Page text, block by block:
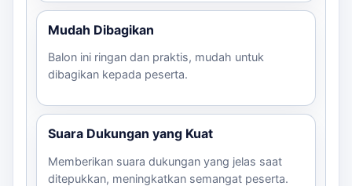
Mudah Dibagikan
Balon ini ringan dan praktis, mudah untuk
dibagikan kepada peserta.
Suara Dukungan yang Kuat
Memberikan suara dukungan yang jelas saat
ditepukkan, meningkatkan semangat peserta.